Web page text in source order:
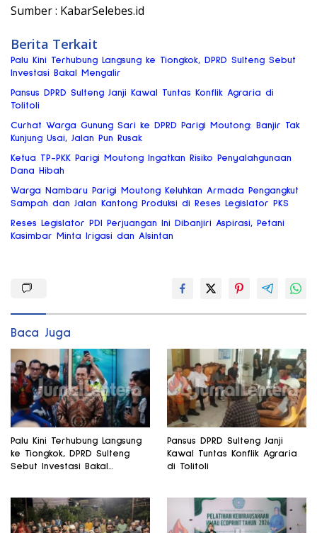
Sumber : KabarSelebes.id
Berita Terkait
Palu Kini Terhubung Langsung ke Tiongkok, DPRD Sulteng Sebut
Investasi Bakal Mengalir
Pansus DPRD Sulteng Janji Kawal Tuntas Konflik Agraria di
Tolitoli
Curhat Warga Gunung Sari ke DPRD Parigi Moutong: Banjir Tak
Kunjung Usai, Jalan Pun Rusak
Ketua TP-PKK Parigi Moutong Ingatkan Risiko Penyalahgunaan
Dana Hibah
Warga Nambaru Parigi Moutong Keluhkan Armada Pengangkut
Sampah dan Jalan Kantong Produksi di Reses Legislator PKS
Reses Legislator PDI Perjuangan Ini Dibanjiri Aspirasi, Petani
Kasimbar Minta Irigasi dan Alsintan
Baca Juga
Palu Kini Terhubung Langsung
ke Tiongkok, DPRD Sulteng
Sebut Investasi Bakal
Pansus DPRD Sulteng Janji
Kawal Tuntas Konflik Agraria
di Tolitoli